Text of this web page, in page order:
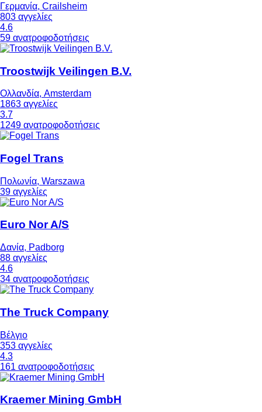
Γερμανία, Crailsheim
803 αγγελίες
4.6
59 ανατροφοδοτήσεις
Troostwijk Veilingen B.V.
Ολλανδία, Amsterdam
1863 αγγελίες
3.7
1249 ανατροφοδοτήσεις
Fogel Trans
Πολωνία, Warszawa
39 αγγελίες
Euro Nor A/S
Δανία, Padborg
88 αγγελίες
4.6
34 ανατροφοδοτήσεις
The Truck Company
Βέλγιο
353 αγγελίες
4.3
161 ανατροφοδοτήσεις
Kraemer Mining GmbH